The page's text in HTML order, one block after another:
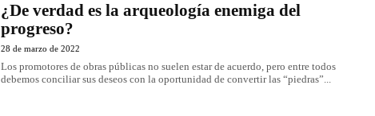
¿De verdad es la arqueología enemiga del
progreso?
28 de marzo de 2022
Los promotores de obras públicas no suelen estar de acuerdo, pero entre todos
debemos conciliar sus deseos con la oportunidad de convertir las “piedras”...